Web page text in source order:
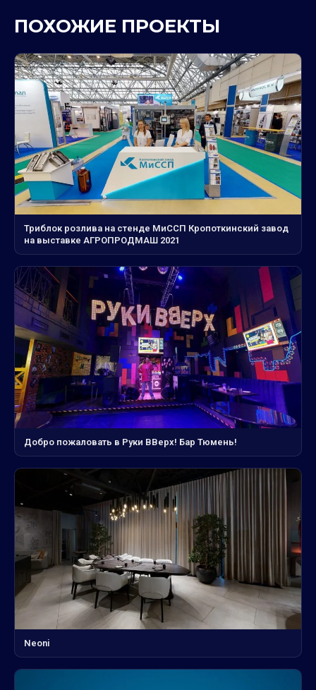
ПОХОЖИЕ ПРОЕКТЫ
Триблок розлива на стенде МиССП Кропоткинский завод
на выставке АГРОПРОДМАШ 2021
Добро пожаловать в Руки ВВерх! Бар Тюмень!
Neoni